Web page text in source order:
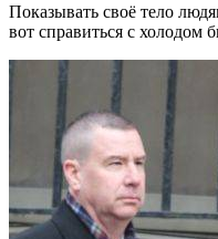
Показывать своё тело
вот справиться с холодом